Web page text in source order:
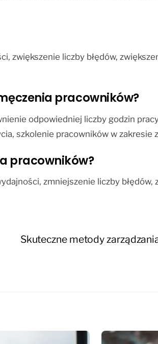
zwiększenie liczby błędów,
pracowników?
odpowiedniej liczby godzin
szkolenie pracowników w zakresie
pracowników?
zmniejszenie liczby błędów,
Skuteczne metody